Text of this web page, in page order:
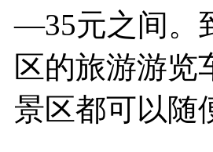
—35元之间。
区的旅游游览
景区都可以随